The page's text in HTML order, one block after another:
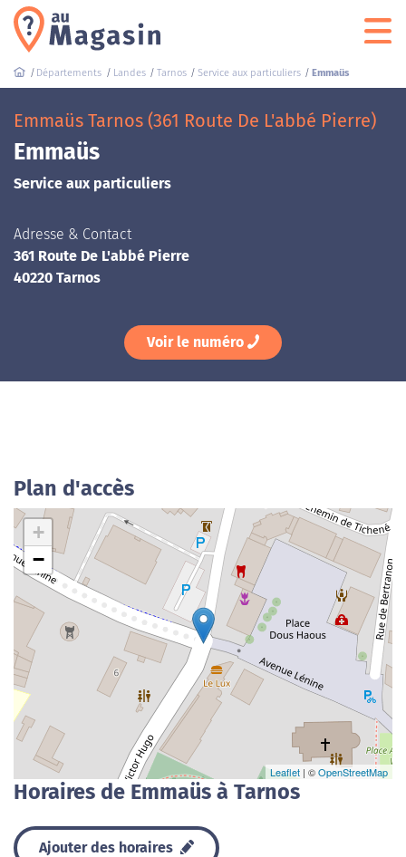
Départements Landes Tarnos Service aux particuliers Emmaüs
Emmaüs Tarnos (361 Route De L'abbé Pierre)
Emmaüs
Service aux particuliers
Adresse & Contact
361 Route De L'abbé Pierre
40220 Tarnos
Voir le numéro
Plan d'accès
+
−
Leaflet | ©OpenStreetMap
Horaires de Emmaüs à Tarnos
Ajouter des horaires